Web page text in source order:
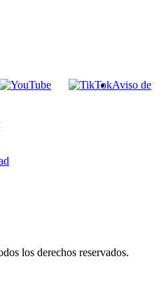
Aviso de
los derechos reservados.